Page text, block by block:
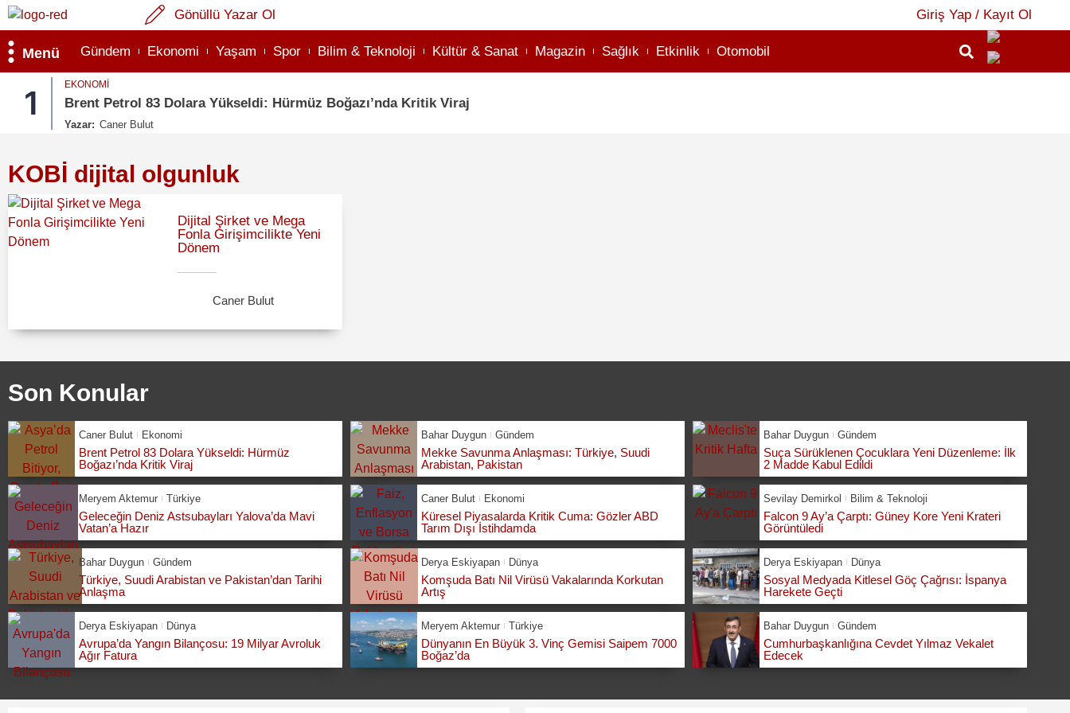
Gönüllü Yazar Ol Giriş Yap / Kayıt Ol
Menü Gündem Ekonomi Yaşam Spor Bilim & Teknoloji Kültür & Sanat Magazin Sağlık Etkinlik Otomobil
1 EKONOMI
Brent Petrol 83 Dolara Yükseldi: Hürmüz Boğazı’nda Kritik Viraj
Yazar: Caner Bulut
KOBİ dijital olgunluk
Dijital Şirket ve Mega
Fonla Girişimcilikte Yeni
Dönem
Caner Bulut
Son Konular
Caner Bulut Ekonomi
Brent Petrol 83 Dolara Yükseldi: Hürmüz
Boğazı’nda Kritik Viraj
Bahar Duygun Gündem
Mekke Savunma Anlaşması: Türkiye, Suudi
Arabistan, Pakistan
Bahar Duygun Gündem
Suça Sürüklenen Çocuklara Yeni Düzenleme: İlk
2 Madde Kabul Edildi
Meryem Aktemur Türkiye
Geleceğin Deniz Astsubayları Yalova’da Mavi
Vatan’a Hazır
Caner Bulut Ekonomi
Küresel Piyasalarda Kritik Cuma: Gözler ABD
Tarım Dışı İstihdamda
Sevilay Demirkol Bilim & Teknoloji
Falcon 9 Ay’a Çarptı: Güney Kore Yeni Krateri
Görüntüledi
Bahar Duygun Gündem
Türkiye, Suudi Arabistan ve Pakistan’dan Tarihi
Anlaşma
Derya Eskiyapan Dünya
Komşuda Batı Nil Virüsü Vakalarında Korkutan
Artış
Derya Eskiyapan Dünya
Sosyal Medyada Kitlesel Göç Çağrısı: İspanya
Harekete Geçti
Derya Eskiyapan Dünya
Avrupa’da Yangın Bilançosu: 19 Milyar Avroluk
Ağır Fatura
Meryem Aktemur Türkiye
Dünyanın En Büyük 3. Vinç Gemisi Saipem 7000
Boğaz’da
Bahar Duygun Gündem
Cumhurbaşkanlığına Cevdet Yılmaz Vekalet
Edecek